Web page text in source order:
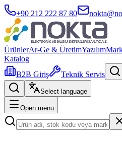
+90 212 222 87 80
ÜrünlerAr-Ge & ÜretimYazılım
Katalog
B2B Giriş
Teknik Servis
Select language
Open menu